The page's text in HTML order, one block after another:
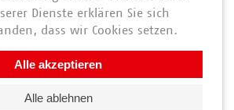
Dienste erklären Sie sich
dass wir Cookies setzen.
Alle akzeptieren
Alle ablehnen